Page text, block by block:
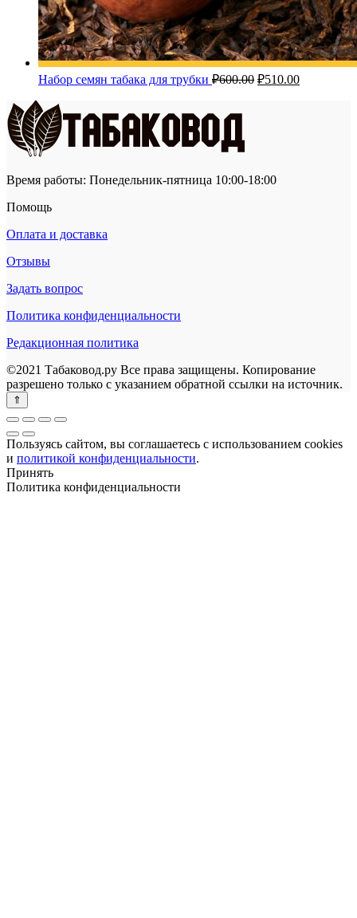
Набор семян табака для трубки ₽600.00 Первоначальная
₽510.00Текущая
Время работы: Понедельник-пятница 10:00-18:00
Помощь
Оплата и доставка
Отзывы
Задать вопрос
Политика конфиденциальности
Редакционная политика
©2021 Табаковод.ру Все права защищены. Копирование
разрешено только с указанием обратной ссылки на источник.
Пользуясь сайтом, вы соглашаетесь с использованием cookies
и политикой конфиденциальности.
Принять
Политика конфиденциальности